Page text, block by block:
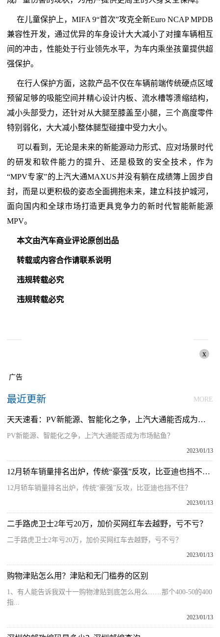
在儿童保护上，MIFA 9“首次”攻克全新Euro NCAP MPDB
兼容性开发，通过优异的车身设计大大减小了对撞车辆相互
间的冲击，性能处于行业领先水平，为车内乘坐孩童提供超
强保护。
在行人保护方面，这款产品不仅在车辆前端传统硬点区域
预留足够的吸能空间并精心设计内板、流水槽等溃缩结构，
减小头部受力，还针对从大腿至膝盖至小腿，三个高度零件
特别弱化，大大减小整体腿型碰撞中受力大小。
可以看到，无论是未来的新能源动力形式、应对场景时代
的研发和软件能力的提升、还是极致的安全技术，作为
“MPV专家”的上汽大通MAXUS并没有躺在成绩簿上固步自
封，而是以更积极的姿态全面拥抱未来，建立科技护城河，
面向国内和全球市场打造更具竞争力的新时代智能新能源
MPV。
本文由汽车商业评论原创出品
转载或内容合作请联系说明
违规转载必究
违规转载必究
x
广告
最近更新 MORE
天天速看：PV新能源、智能化之争，上汽大通能否成为市场鲇鱼？
PV新能源、智能化之争，上汽大通能否成为市场鲇鱼？
2023/01/13
12月轿车销量排名出炉，传统“豪强”反攻，比亚迪也挡不住？
12月轿车销量排名出炉，传统“豪强”反攻，比亚迪也挡不住？
2023/01/13
二手路虎卫士2年亏20万，加价买网红车去越野，亏不亏？
二手路虎卫士2年亏20万，加价买网红车去越野，亏不亏？
2023/01/13
购物津贴怎么用？津贴和无门槛券的区别
1、有人能告诉我双十一购物津贴到底怎么用么……那个400-50的400
指...
2023/01/13